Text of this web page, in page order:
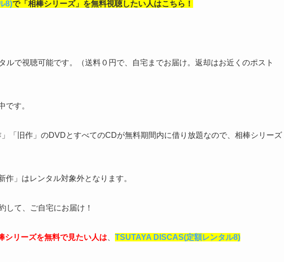
8)で「相棒シリーズ」を無料視聴したい人はこちら！
で視聴可能です。（送料０円で、自宅までお届け。返却はお近くのポスト
です。
「旧作」のDVDとすべてのCDが無料期間内に借り放題なので、相棒シリーズ
」はレンタル対象外となります。
て、ご自宅にお届け！
シリーズを無料で見たい人は TSUTAYA DISCAS(定額レンタル8)